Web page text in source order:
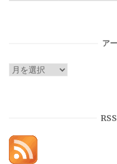
ア
ア